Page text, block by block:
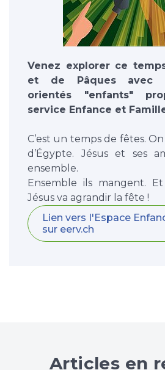
Venez explorer ce
et de Pâques avec
orientés "enfants"
service Enfance et
C’est un temps de fêtes.
d’Égypte. Jésus et ses
ensemble.
Ensemble ils mangent.
Jésus va agrandir la fête !
Lien vers l'Espace
sur eerv.ch
Articles en